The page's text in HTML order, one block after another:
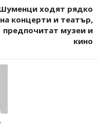
ходят рядко
на концерти и театър,
предпочитат музеи и
кино